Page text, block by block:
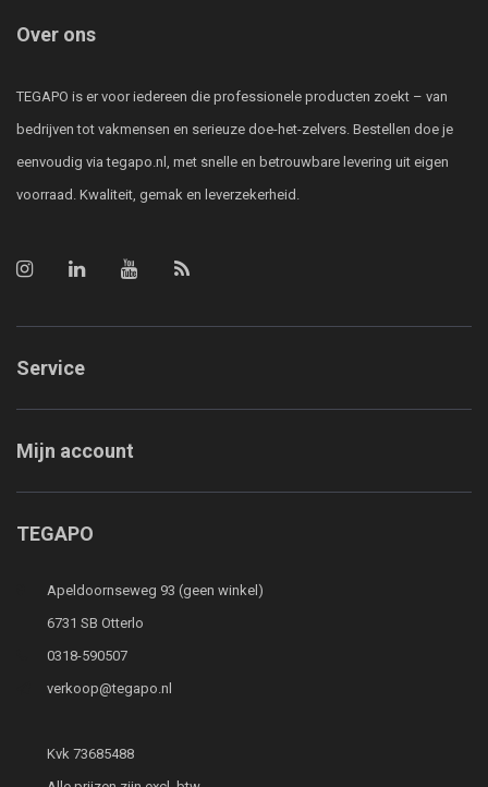
Over ons
TEGAPO is er voor iedereen die professionele producten zoekt – van
bedrijven tot vakmensen en serieuze doe-het-zelvers. Bestellen doe je
eenvoudig via tegapo.nl, met snelle en betrouwbare levering uit eigen
voorraad. Kwaliteit, gemak en leverzekerheid.
Service
Mijn account
TEGAPO
Apeldoornseweg 93 (geen winkel)
6731 SB Otterlo
0318-590507
verkoop@tegapo.nl
Kvk 73685488